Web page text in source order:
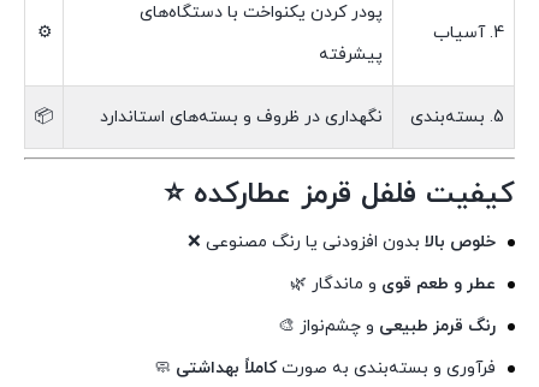
4. آسیاب
پودر کردن یکنواخت با دستگاه‌های
پیشرفته
⚙️
5. بسته‌بندی نگهداری در ظروف و بسته‌های استاندارد 📦
کیفیت فلفل قرمز عطارکده ⭐
خلوص بالا بدون افزودنی یا رنگ مصنوعی ❌
عطر و طعم قوی و ماندگار 🌿
رنگ قرمز طبیعی و چشم‌نواز 🎨
فرآوری و بسته‌بندی به صورتکاملاً بهداشتی 🧼